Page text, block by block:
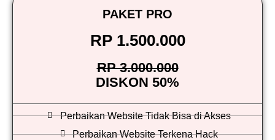
PAKET PRO
RP 1.500.000
RP 3.000.000
DISKON 50%
Perbaikan Website Tidak Bisa di Akses
Perbaikan Website Terkena Hack